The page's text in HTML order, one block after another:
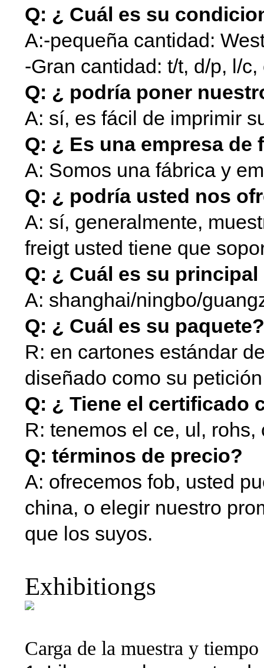
Q: ¿ Cuál es su
A:-pequeña cantidad:
-Gran cantidad: t/t, d/p, l/c,
Q: ¿ podría poner
A: sí, es fácil de imprimir
Q: ¿ Es una empresa
A: Somos una fábrica y
Q: ¿ podría usted nos
A: sí, generalmente,
freigt usted tiene que
Q: ¿ Cuál es su
A: shanghai/ningbo/
Q: ¿ Cuál es su paquete?
R: en cartones estándar
diseñado como su
Q: ¿ Tiene el certificado
R: tenemos el ce, ul,
Q: términos de precio?
A: ofrecemos fob, usted
china, o elegir nuestro
que los suyos.
Exhibitiongs
Carga de la muestra y tiempo